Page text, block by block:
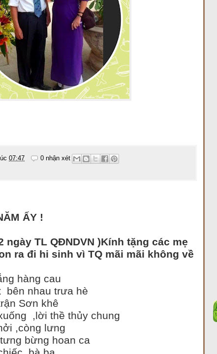
07:47 0 nhận xét
ẤY !
TL QĐNDVN )Kính tặng các mẹ
ra đi hi sinh vì TQ mãi mãi không về
hàng cau
bên nhau trưa hè
Sơn khê
,lời thề thủy chung
,còng lưng
bừng hoan ca